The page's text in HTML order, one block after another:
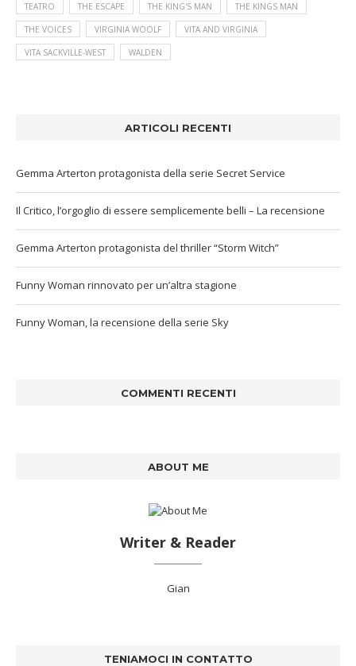
TEATRO THE ESCAPE THE KING'S MAN THE KINGS MAN
THE VOICES VIRGINIA WOOLF VITA AND VIRGINIA
VITA SACKVILLE-WEST WALDEN
ARTICOLI RECENTI
Gemma Arterton protagonista della serie Secret Service
Il Critico, l’orgoglio di essere semplicemente belli – La recensione
Gemma Arterton protagonista del thriller “Storm Witch”
Funny Woman rinnovato per un’altra stagione
Funny Woman, la recensione della serie Sky
COMMENTI RECENTI
ABOUT ME
Writer & Reader
Gian
TENIAMOCI IN CONTATTO